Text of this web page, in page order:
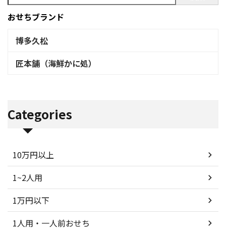
おせちブランド
博多久松
匠本舗（海鮮かに処）
Categories
10万円以上
1~2人用
1万円以下
1人用・一人前おせち